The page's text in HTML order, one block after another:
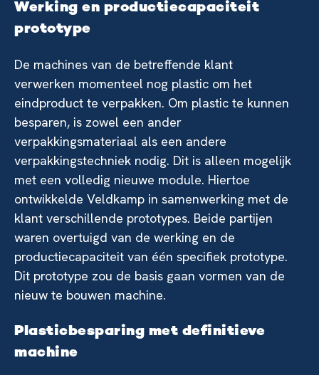
Werking en productiecapaciteit
prototype
De machines van de betreffende klant
verwerken momenteel nog plastic om het
eindproduct te verpakken. Om plastic te kunnen
besparen, is zowel een ander
verpakkingsmateriaal als een andere
verpakkingstechniek nodig. Dit is alleen mogelijk
met een volledig nieuwe module. Hiertoe
ontwikkelde Veldkamp in samenwerking met de
klant verschillende prototypes. Beide partijen
waren overtuigd van de werking en de
productiecapaciteit van één specifiek prototype.
Dit prototype zou de basis gaan vormen van de
nieuw te bouwen machine.
Plasticbesparing met definitieve
machine